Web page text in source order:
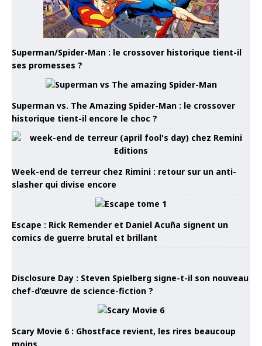
Superman/Spider-Man : le crossover historique tient-il
ses promesses ?
Superman vs. The Amazing Spider-Man : le crossover
historique tient-il encore le choc ?
Week-end de terreur chez Rimini : retour sur un anti-
slasher qui divise encore
Escape : Rick Remender et Daniel Acuña signent un
comics de guerre brutal et brillant
Disclosure Day : Steven Spielberg signe-t-il son nouveau
chef-d’œuvre de science-fiction ?
Scary Movie 6 : Ghostface revient, les rires beaucoup